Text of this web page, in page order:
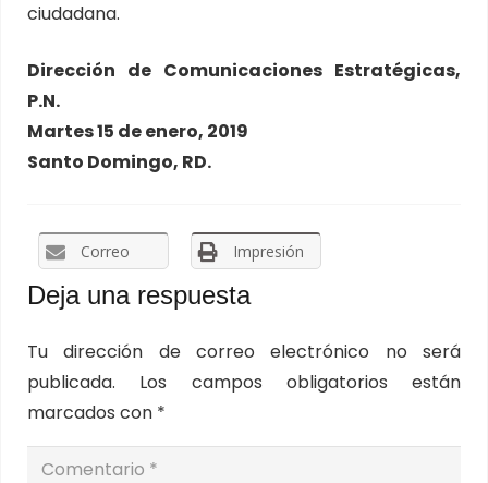
ciudadana.
Dirección de Comunicaciones Estratégicas,
P.N.
Martes 15 de enero, 2019
Santo Domingo, RD.
Correo Impresión
Deja una respuesta
Tu dirección de correo electrónico no será
publicada.
Los campos obligatorios están
marcados con *